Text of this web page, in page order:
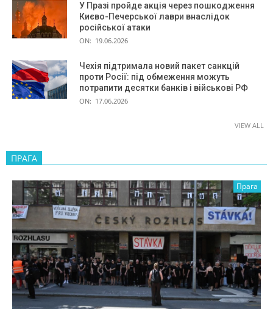
У Празі пройде акція через пошкодження
Києво-Печерської лаври внаслідок
російської атаки
ON: 19.06.2026
Чехія підтримала новий пакет санкцій
проти Росії: під обмеження можуть
потрапити десятки банків і військові РФ
ON: 17.06.2026
VIEW ALL
ПРАГА
Прага